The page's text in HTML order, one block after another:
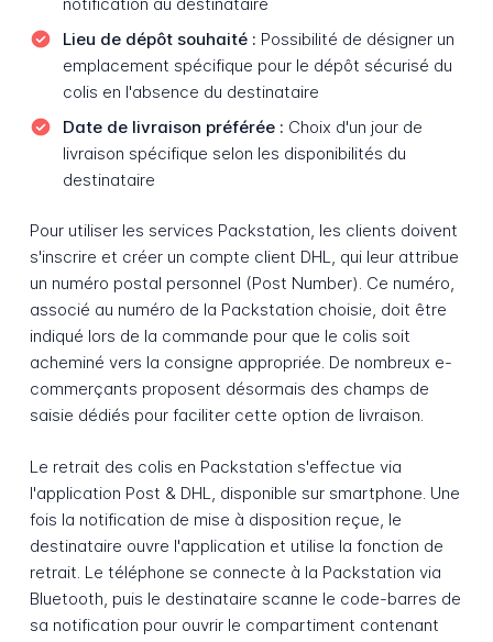
notification au destinataire
Lieu de dépôt souhaité : Possibilité de désigner un
emplacement spécifique pour le dépôt sécurisé du
colis en l'absence du destinataire
Date de livraison préférée : Choix d'un jour de
livraison spécifique selon les disponibilités du
destinataire
Pour utiliser les services Packstation, les clients doivent
s'inscrire et créer un compte client DHL, qui leur attribue
un numéro postal personnel (Post Number). Ce numéro,
associé au numéro de la Packstation choisie, doit être
indiqué lors de la commande pour que le colis soit
acheminé vers la consigne appropriée. De nombreux e-
commerçants proposent désormais des champs de
saisie dédiés pour faciliter cette option de livraison.
Le retrait des colis en Packstation s'effectue via
l'application Post & DHL, disponible sur smartphone. Une
fois la notification de mise à disposition reçue, le
destinataire ouvre l'application et utilise la fonction de
retrait. Le téléphone se connecte à la Packstation via
Bluetooth, puis le destinataire scanne le code-barres de
sa notification pour ouvrir le compartiment contenant